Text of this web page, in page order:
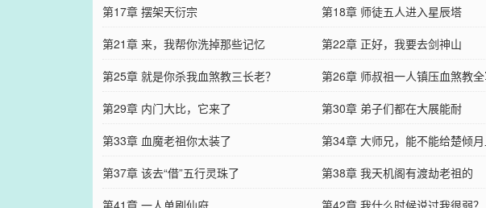
第17章 摆架天衍宗
第18章 师徒五人进入星辰塔
第21章 来，我帮你洗掉那些记忆
第22章 正好，我要去剑神山
第25章 就是你杀我血煞教三长老？
第26章 师叔祖一人镇压血煞教
第29章 内门大比，它来了
第30章 弟子们都在大展能耐
第33章 血魔老祖你太装了
第34章 大师兄，能不能给楚倾
第37章 该去“借”五行灵珠了
第38章 我天机阁有渡劫老祖的